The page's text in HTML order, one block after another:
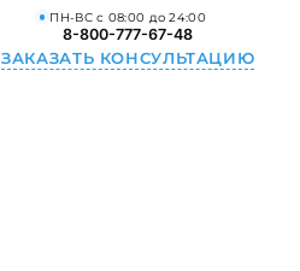
ПН-ВС с 08:00 до 24:00
8-800-777-67-48
ЗАКАЗАТЬ КОНСУЛЬТАЦИЮ